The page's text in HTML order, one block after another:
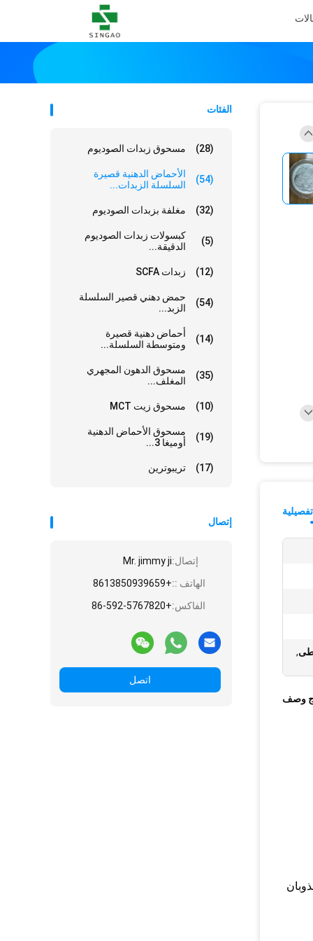
الفئات
مسحوق زبدات الصوديوم (28)
الأحماض الدهنية قصيرة
السلسلة الزبدات...
(54)
مغلفة بزبدات الصوديوم (32)
كبسولات زبدات الصوديوم
الدقيقة...
(5)
زبدات SCFA (12)
حمض دهني قصير السلسلة
الزبد...
(54)
أحماض دهنية قصيرة
ومتوسطة السلسلة...
(14)
مسحوق الدهون المجهري
المغلف...
(35)
مسحوق زيت MCT (10)
مسحوق الأحماض الدهنية
أوميغا 3...
(19)
تريبوترين (17)
إتصال
إتصال:Mr. jimmy ji
الهاتف ::+8613850939659
الفاكس:+86-592-5767820
اتصل
,
وصف